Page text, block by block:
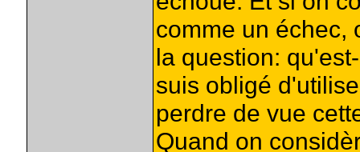
comme un échec,
la question:
suis obligé
perdre de vue
Quand on